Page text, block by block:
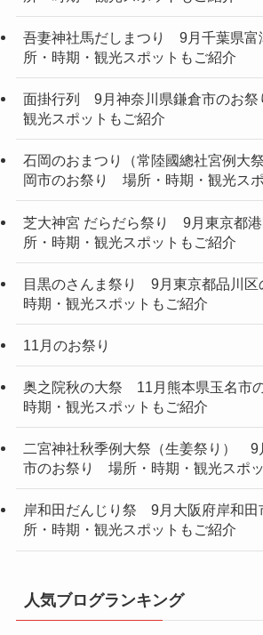
吾妻神社馬だしまつり 9月千葉県
所・時期・観光スポットもご紹介
面掛行列 9月神奈川県鎌倉市のお
観光スポットもご紹介
石岡のおまつり（常陸國總社宮例大
岡市のお祭り 場所・時期・観光ス
芝大神宮 だらだら祭り 9月東京都
所・時期・観光スポットもご紹介
目黒のさんま祭り 9月東京都品川
時期・観光スポットもご紹介
11月のお祭り
奥之院秋の大祭 11月熊本県玉名市
時期・観光スポットもご紹介
二宮神社秋季例大祭（生姜祭り） 9
市のお祭り 場所・時期・観光スポ
岸和田だんじり祭 9月大阪府岸和
所・時期・観光スポットもご紹介
人気ブログランキング